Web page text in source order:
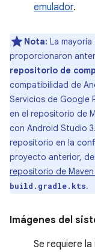
emulador.
Nota: La
proporcionaron
repositorio de
compatibilidad de
Servicios de Google
en el repositorio de
con Android Studio
repositorio en la
proyecto anterior,
repositorio de
build.gradle.kts.
Imágenes del
Se requiere